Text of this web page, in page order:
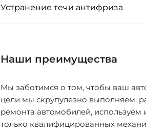
Устранение течи антифриза
Наши преимущества
Мы заботимся о том, чтобы ваш
цели мы скрупулезно выполняем,
ремонта автомобилей,
только квалифицированных